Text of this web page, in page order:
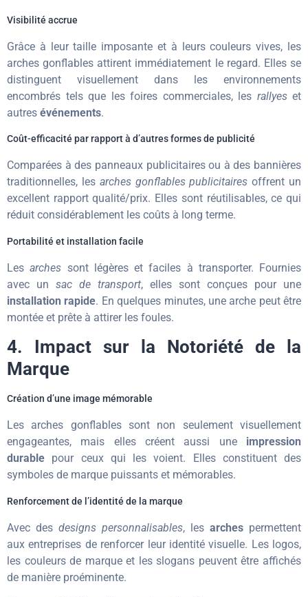
Visibilité accrue
Grâce à leur taille imposante et à leurs couleurs vives, les
arches gonflables attirent immédiatement le regard. Elles se
distinguent visuellement dans les environnements
encombrés tels que les foires commerciales, les rallyeset
autres événements.
Coût-efficacité par rapport à d’autres formes de publicité
Comparées à des panneaux publicitaires ou à des bannières
traditionnelles, les arches gonflables publicitaires offrent un
excellent rapport qualité/prix. Elles sont réutilisables, ce qui
réduit considérablement les coûts à long terme.
Portabilité et installation facile
Lesarches sont légères et faciles à transporter. Fournies
avec un sac de transport, elles sont conçues pour une
installation rapide. En quelques minutes, une arche peut être
montée et prête à attirer les foules.
4. Impact sur la Notoriété de la
Marque
Création d’une image mémorable
Les arches gonflables sont non seulement visuellement
engageantes, mais elles créent aussi une impression
durable pour ceux qui les voient. Elles constituent des
symboles de marque puissants et mémorables.
Renforcement de l’identité de la marque
Avec des designs personnalisables, les arches permettent
aux entreprises de renforcer leur identité visuelle. Les logos,
les couleurs de marque et les slogans peuvent être affichés
de manière proéminente.